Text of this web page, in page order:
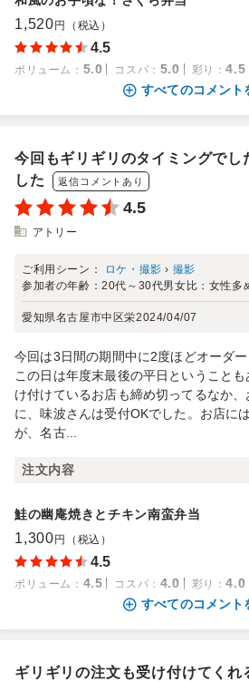
1,520 円（税込）
4.5
ボリューム ： 5.0 コスパ ： 5.0 彩り ：4.5
すべてのコメント
今回もギリギリのタイミングでし
した
返信コメントあり
4.5
アトリー
ご利用シーン： ロケ・撮影 › 撮影
参加者の年齢：20代～30代男女比： 女性多
愛知県名古屋市中区栄2024/04/07
今回は3日間の期間中に2度ほどオーダー
この日は年度末最後の平日ということ
け付けているお店も締め切ってるなか
に、味波さんは受付OKでした。お店に
が、名古...
注文内容
鮭の幽庵焼きとチキン南蛮弁当
1,300 円（税込）
4.5
ボリューム ： 4.5 コスパ ： 4.0 彩り ：4.0
すべてのコメント
ギリギリの注文も受け付けてくれ